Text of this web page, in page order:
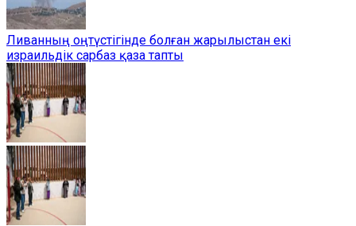
Ливанның оңтүстігінде болған жарылыстан екі
израильдік сарбаз қаза тапты